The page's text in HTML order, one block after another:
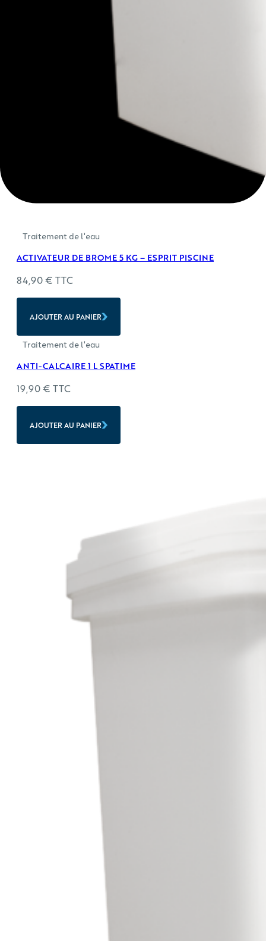
Traitement de l'eau
ACTIVATEUR DE BROME 5 KG – ESPRIT PISCINE
84,90€ TTC
AJOUTER AU PANIER
Traitement de l'eau
ANTI-CALCAIRE 1 L SPATIME
19,90€ TTC
AJOUTER AU PANIER